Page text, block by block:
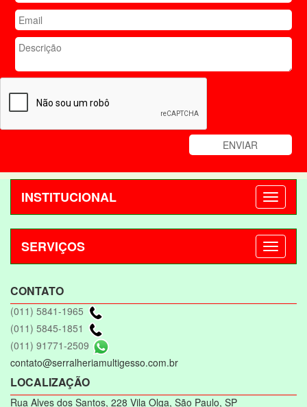
INSTITUCIONAL
SERVIÇOS
CONTATO
(011) 5841-1965
(011) 5845-1851
(011) 91771-2509
contato@serralheriamultigesso.com.br
LOCALIZAÇÃO
Rua Alves dos Santos, 228 Vila Olga, São Paulo, SP